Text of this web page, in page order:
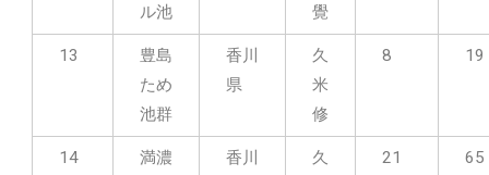
ル池
覺
13
豊島
ため
池群
香川
県
久
米
修
8 19
14
満濃
香川
久
21 65